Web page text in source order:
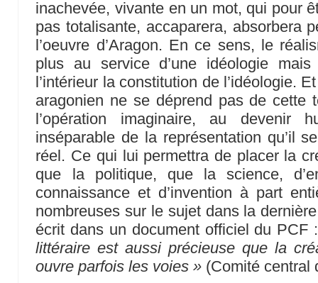
inachevée, vivante en un mot, qui pour
pas totalisante, accaparera, absorbera
l’oeuvre d’Aragon. En ce sens, le
plus au service d’une idéologie
l’intérieur la constitution de l’idéologie.
aragonien ne se déprend pas de cette
l’opération imaginaire, au devenir
inséparable de la représentation qu’il
réel. Ce qui lui permettra de placer la
que la politique, que la science,
connaissance et d’invention à part
nombreuses sur le sujet dans la
écrit dans un document officiel du PCF
littéraire est aussi précieuse que la
ouvre parfois les voies » (Comité central